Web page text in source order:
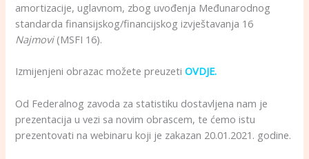
amortizacije, uglavnom, zbog uvođenja Međunarodnog
standarda finansijskog/financijskog izvještavanja 16
Najmovi(MSFI 16).
Izmijenjeni obrazac možete preuzetiOVDJE.
Od Federalnog zavoda za statistiku dostavljena nam je
prezentacija u vezi sa novim obrascem, te ćemo istu
prezentovati na webinaru koji je zakazan 20.01.2021. godine.